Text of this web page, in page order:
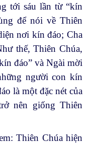
tới sáu lần từ “kín
để nói về Thiên
nơi kín đáo; Cha
thế, Thiên Chúa,
đáo” và Ngài mời
người con kín
là một đặc nét của
nên giống Thiên
Thiên Chúa hiện